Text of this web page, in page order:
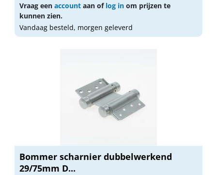
Vraag een account aan of log in om prijzen te
kunnen zien.
Vandaag besteld, morgen geleverd
Bommer scharnier dubbelwerkend
29/75mm D...